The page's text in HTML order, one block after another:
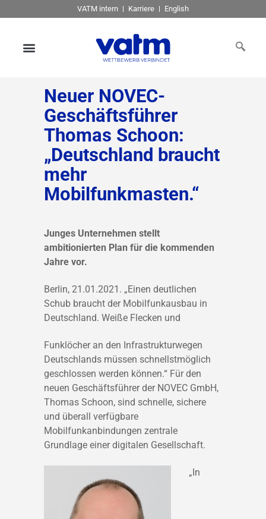
VATM intern Karriere English
Neuer NOVEC-
Geschäftsführer
Thomas Schoon:
„Deutschland braucht
mehr
Mobilfunkmasten.“
Junges Unternehmen stellt
ambitionierten Plan für die kommenden
Jahre vor.
Berlin, 21.01.2021. „Einen deutlichen
Schub braucht der Mobilfunkausbau in
Deutschland. Weiße Flecken und
Funklöcher an den Infrastrukturwegen
Deutschlands müssen schnellstmöglich
geschlossen werden können.“ Für den
neuen Geschäftsführer der NOVEC GmbH,
Thomas Schoon, sind schnelle, sichere
und überall verfügbare
Mobilfunkanbindungen zentrale
Grundlage einer digitalen Gesellschaft.
„In